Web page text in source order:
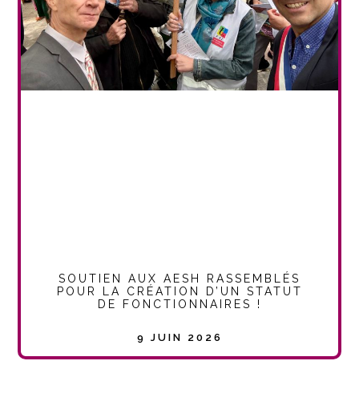
SOUTIEN AUX AESH RASSEMBLÉS
POUR LA CRÉATION D’UN STATUT
DE FONCTIONNAIRES !
9 JUIN 2026